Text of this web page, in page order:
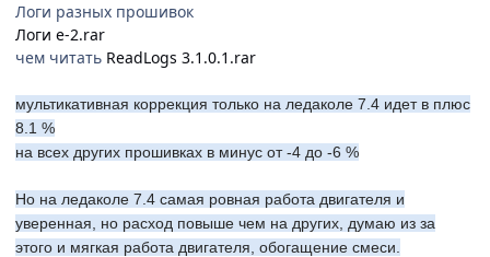
Логи разных прошивок
Логи е-2.rar
чем читать ReadLogs 3.1.0.1.rar
мультикативная коррекция только на ледаколе 7.4 идет в плюс
8.1 %
на всех других прошивках в минус от -4 до -6 %
Но на ледаколе 7.4 самая ровная работа двигателя и
уверенная, но расход повыше чем на других, думаю из за
этого и мягкая работа двигателя, обогащение смеси.